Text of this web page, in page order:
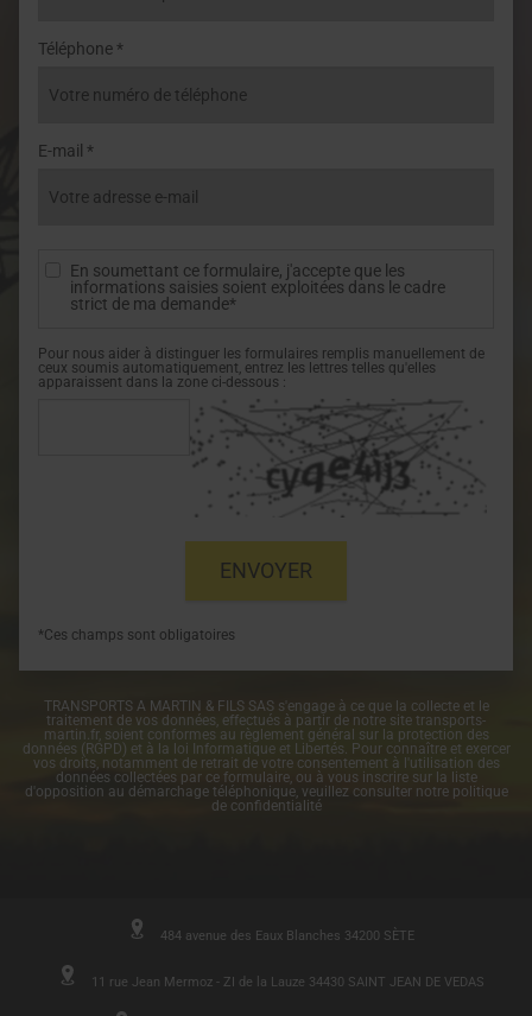
Téléphone *
E-mail *
En soumettant ce formulaire, j'accepte que les
informations saisies soient exploitées dans le cadre
strict de ma demande*
Pour nous aider à distinguer les formulaires remplis manuellement de
ceux soumis automatiquement, entrez les lettres telles qu'elles
apparaissent dans la zone ci-dessous :
*Ces champs sont obligatoires
TRANSPORTS A MARTIN & FILS SAS s'engage à ce que la collecte et le
traitement de vos données, effectués à partir de notre site transports-
martin.fr, soient conformes au règlement général sur la protection des
données (RGPD) et à la loi Informatique et Libertés. Pour connaître et exercer
vos droits, notamment de retrait de votre consentement à l'utilisation des
données collectées par ce formulaire, ou à vous inscrire sur la liste
d'opposition au démarchage téléphonique, veuillez consulter notre politique
de confidentialité
484 avenue des Eaux Blanches 34200 SÈTE
11 rue Jean Mermoz - ZI de la Lauze 34430 SAINT JEAN DE VEDAS